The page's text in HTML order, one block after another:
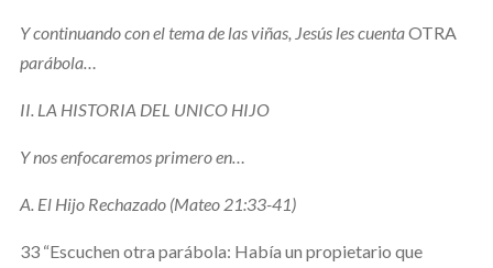
Y continuando con el tema de las viñas, Jesús les cuentaOTRA
parábola…
II. LA HISTORIA DEL UNICO HIJO
Y nos enfocaremos primero en…
A. El Hijo Rechazado (Mateo 21:33-41)
33 “Escuchen otra parábola: Había un propietario que